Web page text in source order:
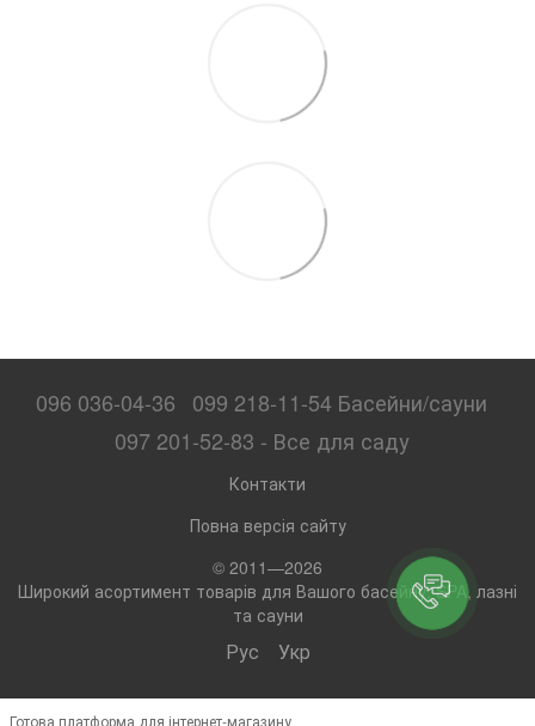
096 036-04-36
099 218-11-54 Басейни/сауни
097 201-52-83 - Все для саду
Контакти
Повна версія сайту
© 2011—2026
Широкий асортимент товарів для Вашого басейну, SPA, лазні
та сауни
Рус Укр
Готова платформа для інтернет-магазину